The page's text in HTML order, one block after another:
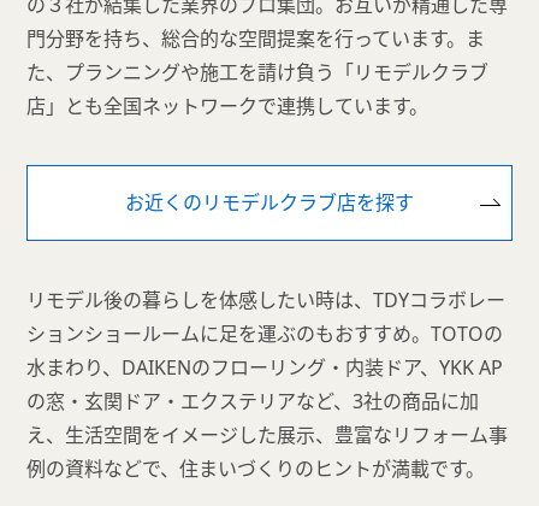
門分野を持ち、総合的な空間提案を行っています。ま
た、プランニングや施工を請け負う「リモデルクラブ
店」とも全国ネットワークで連携しています。
お近くのリモデルクラブ店を探す
リモデル後の暮らしを体感したい時は、TDYコラボレー
ションショールームに足を運ぶのもおすすめ。TOTOの
水まわり、DAIKENのフローリング・内装ドア、YKK AP
の窓・玄関ドア・エクステリアなど、3社の商品に加
え、生活空間をイメージした展示、豊富なリフォーム事
例の資料などで、住まいづくりのヒントが満載です。